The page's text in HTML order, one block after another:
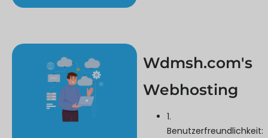
Wdmsh.com's
Webhosting
1.
Benutzerfreundlichkeit: